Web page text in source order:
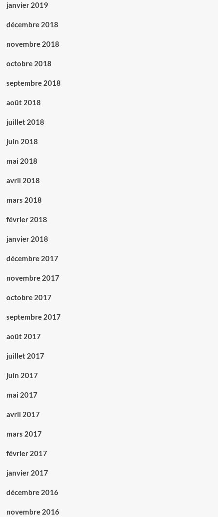
janvier 2019
décembre 2018
novembre 2018
octobre 2018
septembre 2018
août 2018
juillet 2018
juin 2018
mai 2018
avril 2018
mars 2018
février 2018
janvier 2018
décembre 2017
novembre 2017
octobre 2017
septembre 2017
août 2017
juillet 2017
juin 2017
mai 2017
avril 2017
mars 2017
février 2017
janvier 2017
décembre 2016
novembre 2016